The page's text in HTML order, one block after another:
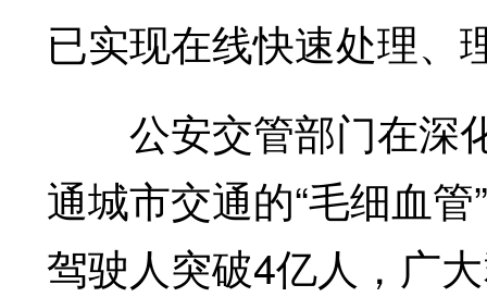
已实现在线快速处理、
公安交管部门在深化
通城市交通的“毛细血
驾驶人突破4亿人，广